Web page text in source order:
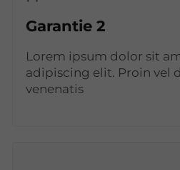
Garantie 2
Lorem ipsum dolor sit
adipiscing elit. Proin vel
venenatis